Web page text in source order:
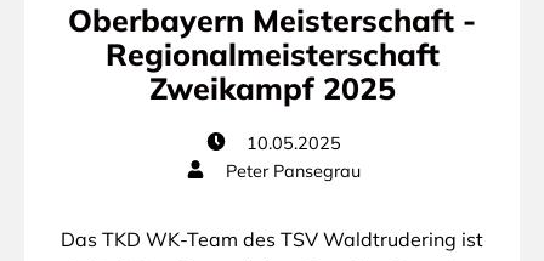
Oberbayern Meisterschaft -
Regionalmeisterschaft
Zweikampf 2025
10.05.2025
Peter Pansegrau
Das TKD WK-Team des TSV Waldtrudering ist